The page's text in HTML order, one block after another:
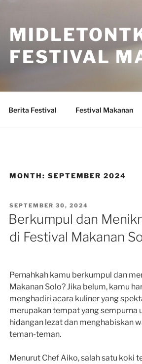
FESTIVAL
Berita Festival Festival Makanan
MONTH: SEPTEMBER 2024
POSTED
ON
SEPTEMBER 30, 2024
Berkumpul dan
di Festival Makanan
Pernahkah kamu berkumpul dan
Makanan Solo? Jika belum, kamu
menghadiri acara kuliner yang
merupakan tempat yang sempurna
hidangan lezat dan menghabiskan
teman-teman.
Menurut Chef Aiko, salah satu koki